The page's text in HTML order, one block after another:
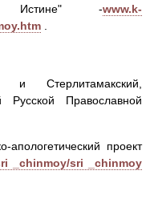
Истине" -www.k-
Стерлитамакский,
Православной
апологетический проект
_chinmoy/sri _chinmoy